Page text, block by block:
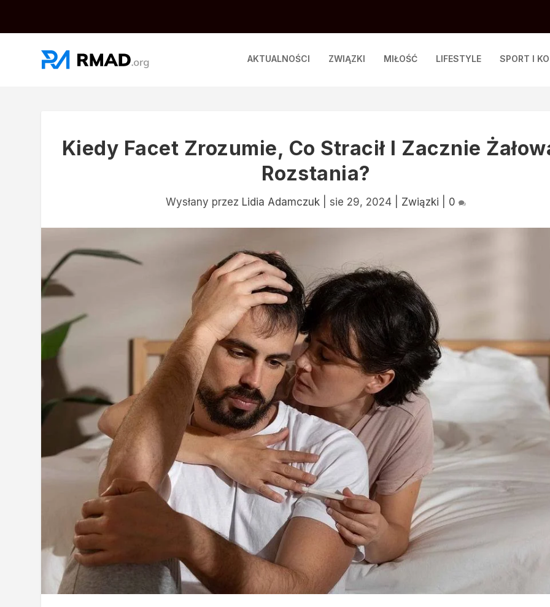
AKTUALNOŚCI ZWIĄZKI MIŁOŚĆ LIFESTYLE SPORT I
Kiedy Facet Zrozumie, Co Stracił I Zacznie
Rozstania?
Wysłany przez Lidia Adamczuk sie 29, 2024 Związki 0